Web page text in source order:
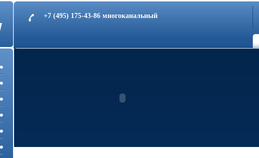
+7 (495) 175-43-86 многоканальный